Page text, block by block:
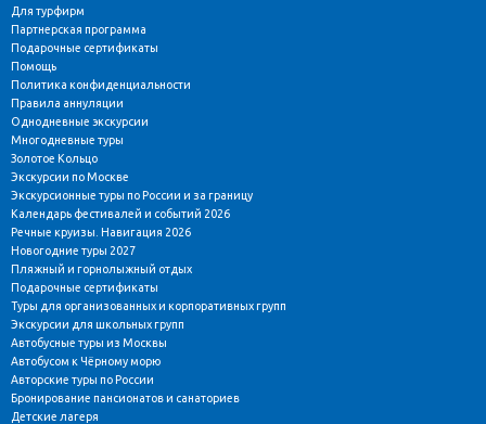
Для турфирм
Партнерская программа
Подарочные сертификаты
Помощь
Политика конфиденциальности
Правила аннуляции
Однодневные экскурсии
Многодневные туры
Золотое Кольцо
Экскурсии по Москве
Экскурсионные туры по России и за границу
Календарь фестивалей и событий 2026
Речные круизы. Навигация 2026
Новогодние туры 2027
Пляжный и горнолыжный отдых
Подарочные сертификаты
Туры для организованных и корпоративных групп
Экскурсии для школьных групп
Автобусные туры из Москвы
Автобусом к Чёрному морю
Авторские туры по России
Бронирование пансионатов и санаториев
Детские лагеря